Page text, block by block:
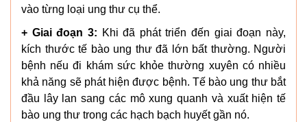
vào từng loại ung thư cụ thể.
+ Giai đoạn 3: Khi đã phát triển đến giai đoạn này,
kích thước tế bào ung thư đã lớn bất thường. Người
bệnh nếu đi khám sức khỏe thường xuyên có nhiều
khả năng sẽ phát hiện được bệnh. Tế bào ung thư bắt
đầu lây lan sang các mô xung quanh và xuất hiện tế
bào ung thư trong các hạch bạch huyết gần nó.